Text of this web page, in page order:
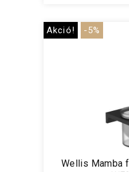
Akció! -5%
Wellis Mamba